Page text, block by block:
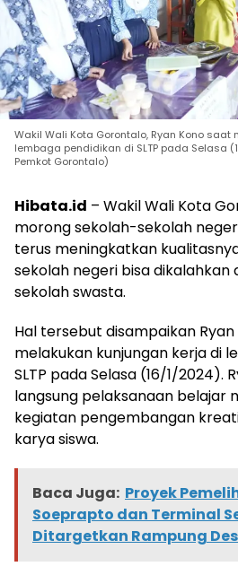
Wakil Wali Kota Gorontalo, Ryan Kono
lembaga pendidikan di SLTP pada Selasa
Pemkot Gorontalo)
Hibata.id – Wakil Wali Kota
morong sekolah-sekolah
terus meningkatkan
sekolah negeri bisa dikalahkan
sekolah swasta.
Hal tersebut disampaikan
melakukan kunjungan kerja di
SLTP pada Selasa (16/1/2024).
langsung pelaksanaan belajar
kegiatan pengembangan
karya siswa.
Baca Juga: Proyek
Soeprapto dan Terminal
Ditargetkan Rampung